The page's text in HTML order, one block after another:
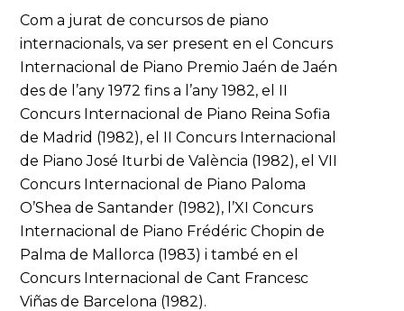
Com a jurat de concursos de piano
internacionals, va ser present en el Concurs
Internacional de Piano Premio Jaén de Jaén
des de l’any 1972 fins a l’any 1982, el II
Concurs Internacional de Piano Reina Sofia
de Madrid (1982), el II Concurs Internacional
de Piano José Iturbi de València (1982), el VII
Concurs Internacional de Piano Paloma
O’Shea de Santander (1982), l’XI Concurs
Internacional de Piano Frédéric Chopin de
Palma de Mallorca (1983) i també en el
Concurs Internacional de Cant Francesc
Viñas de Barcelona (1982).